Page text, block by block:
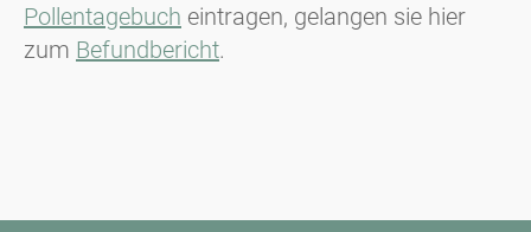
Pollentagebuch eintragen, gelangen sie hier
zum Befundbericht.